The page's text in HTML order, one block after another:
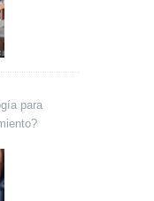
para